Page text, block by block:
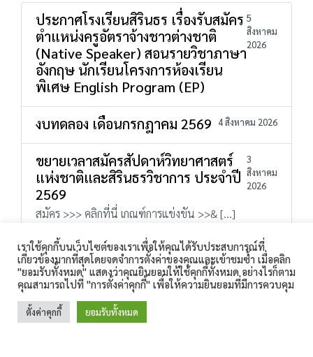
ประกาศโรงเรียนสิรินธร เรื่องรับสมัคร
ตำแหน่งครูอัตราจ้างชาวต่างชาติ
(Native Speaker) สอนรายวิชาภาษา
อังกฤษ นักเรียนโครงการห้องเรียน
พิเศษ English Program (EP)
5
สิงหาคม
2026
งบทดลอง เดือนกรกฎาคม 2569 4 สิงหาคม 2026
ขยายเวลาสมัครสัปดาห์วิทยาศาสตร์
แห่งชาติและสิรินธรวิชาการ ประจำปี
2569
3
สิงหาคม
2026
สมัคร >>> คลิกที่นี่ เกณฑ์การแข่งขัน >>& […]
อบรมเชิงปฏิบัติการ YC Youth Counselor
โรงเรียนสิรินธร 360 ถนนเทศบาล 1 ตำบลในเมือง อำเภอเมือง
สุรินทร์ จังหวัดสุรินทร์ 32000 โทรศัพท์ : 044-511-189
โทรสาร : 044-513-187 E-Mail :
sirindhorn.surin@gmail.com
เราใช้คุกกี้บนเว็บไซต์ของเราเพื่อให้คุณได้รับประสบการณ์ที่
เกี่ยวข้องมากที่สุดโดยจดจำการตั้งค่าของคุณและเข้าชมซ้ำ เมื่อคลิก
"ยอมรับทั้งหมด" แสดงว่าคุณยินยอมให้ใช้คุกกี้ทั้งหมด อย่างไรก็ตาม
คุณสามารถไปที่ "การตั้งค่าคุกกี้" เพื่อให้ความยินยอมที่มีการควบคุม
ตั้งค่าคุกกี้ ยอมรับทั้งหมด